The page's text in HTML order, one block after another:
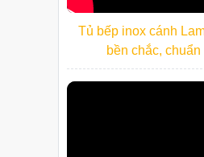
Tủ bếp inox cánh
bền chắc,